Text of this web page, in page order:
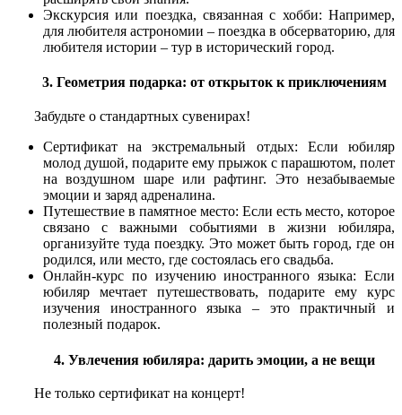
Экскурсия или поездка, связанная с хобби: Например,
для любителя астрономии – поездка в обсерваторию, для
любителя истории – тур в исторический город.
3. Геометрия подарка: от открыток к приключениям
Забудьте о стандартных сувенирах!
Сертификат на экстремальный отдых: Если юбиляр
молод душой, подарите ему прыжок с парашютом, полет
на воздушном шаре или рафтинг. Это незабываемые
эмоции и заряд адреналина.
Путешествие в памятное место: Если есть место, которое
связано с важными событиями в жизни юбиляра,
организуйте туда поездку. Это может быть город, где он
родился, или место, где состоялась его свадьба.
Онлайн-курс по изучению иностранного языка: Если
юбиляр мечтает путешествовать, подарите ему курс
изучения иностранного языка – это практичный и
полезный подарок.
4. Увлечения юбиляра: дарить эмоции, а не вещи
Не только сертификат на концерт!